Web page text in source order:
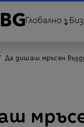
Глобално
Да дишаш мръсен